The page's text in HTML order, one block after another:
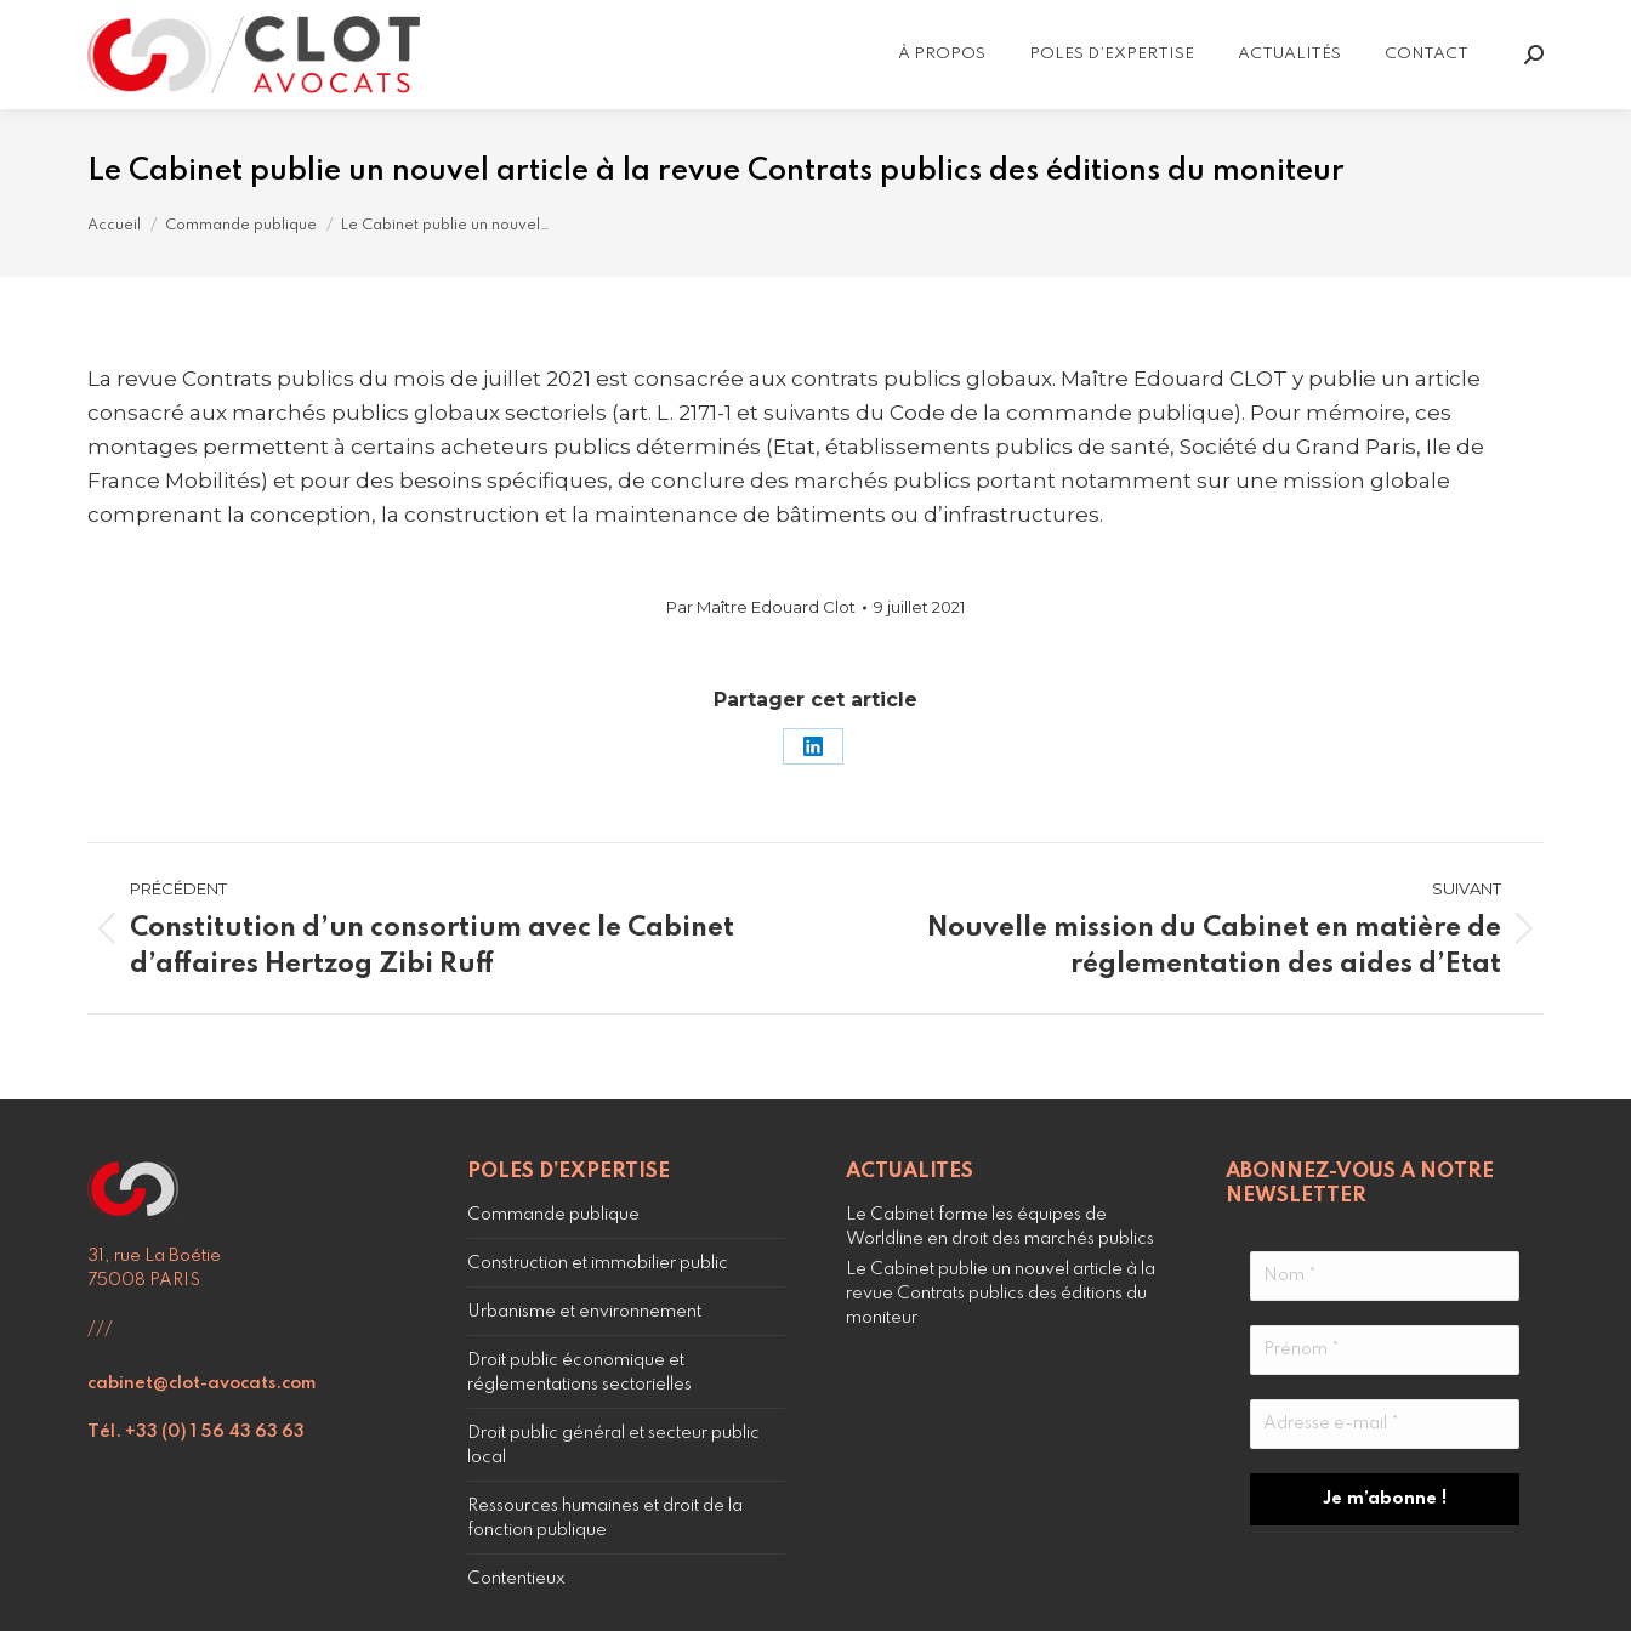
À PROPOS POLES D’EXPERTISE ACTUALITÉS CONTACT
Le Cabinet publie un nouvel article à la revue Contrats publics des éditions du moniteur
Vous êtes ici :
Accueil Commande publique Le Cabinet publie un nouvel…
La revue Contrats publics du mois de juillet 2021 est consacrée aux contrats publics globaux. Maître Edouard CLOT y publie un article
consacré aux marchés publics globaux sectoriels (art. L. 2171-1 et suivants du Code de la commande publique). Pour mémoire, ces
montages permettent à certains acheteurs publics déterminés (Etat, établissements publics de santé, Société du Grand Paris, Ile de
France Mobilités) et pour des besoins spécifiques, de conclure des marchés publics portant notamment sur une mission globale
comprenant la conception, la construction et la maintenance de bâtiments ou d’infrastructures.
Par Maître Edouard Clot 9 juillet 2021
Partager cet article
Partager
article
PRÉCÉDENT
Article
précédent
Constitution d’un consortium avec le Cabinet
d’affaires Hertzog Zibi Ruff
SUIVANT
Nouvelle mission du Cabinet en matière de
réglementation des aides d’Etat
31, rue La Boétie
75008 PARIS
///
cabinet@clot-avocats.com
Tél. +33 (0) 1 56 43 63 63
POLES D’EXPERTISE
Commande publique
Construction et immobilier public
Urbanisme et environnement
Droit public économique et
réglementations sectorielles
Droit public général et secteur public
local
Ressources humaines et droit de la
fonction publique
Contentieux
ACTUALITES
Le Cabinet forme les équipes de
Worldline en droit des marchés publics
Le Cabinet publie un nouvel article à la
revue Contrats publics des éditions du
moniteur
ABONNEZ-VOUS A NOTRE
NEWSLETTER